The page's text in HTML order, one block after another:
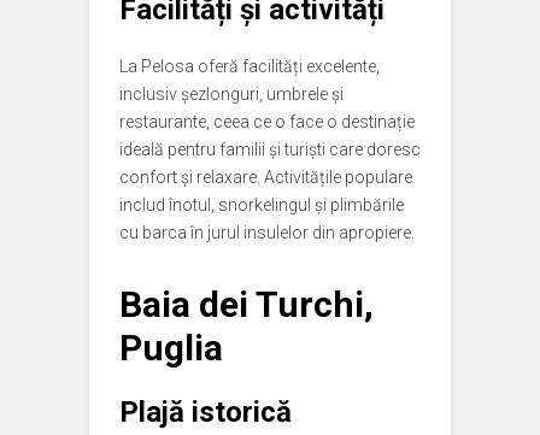
Facilități și activități
La Pelosa oferă facilități excelente,
inclusiv șezlonguri, umbrele și
restaurante, ceea ce o face o destinație
ideală pentru familii și turiști care doresc
confort și relaxare. Activitățile populare
includ înotul, snorkelingul și plimbările
cu barca în jurul insulelor din apropiere.
Baia dei Turchi,
Puglia
Plajă istorică